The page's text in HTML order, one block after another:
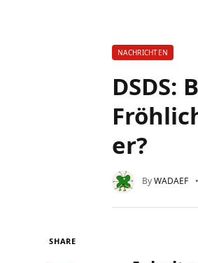
NACHRICHTEN
er?
ByWADAEF
SHARE